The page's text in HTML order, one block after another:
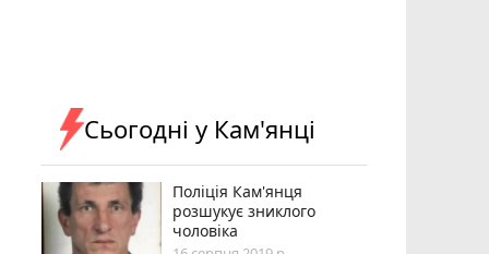
Сьогодні у Кам'янці
Поліція Кам'янця
розшукує зниклого
чоловіка